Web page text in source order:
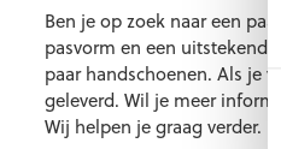
Ben je op zoek naar een
pasvorm en een
paar handschoenen. Als je
geleverd. Wil je meer
Wij helpen je graag verder.